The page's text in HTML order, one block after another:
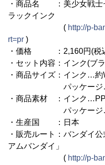
・商品名 ：美少女戦士
ラックインク
( http://p-
rt=pr )
・価格 ：2,160円(税込
・セット内容：インク(ブ
・商品サイズ：インク…
パッケージ…約
・商品素材 ：インク
パッケージ…
・生産国 ：日本
・販売ルート：バンダイ
アムバンダイ」
( http://p-